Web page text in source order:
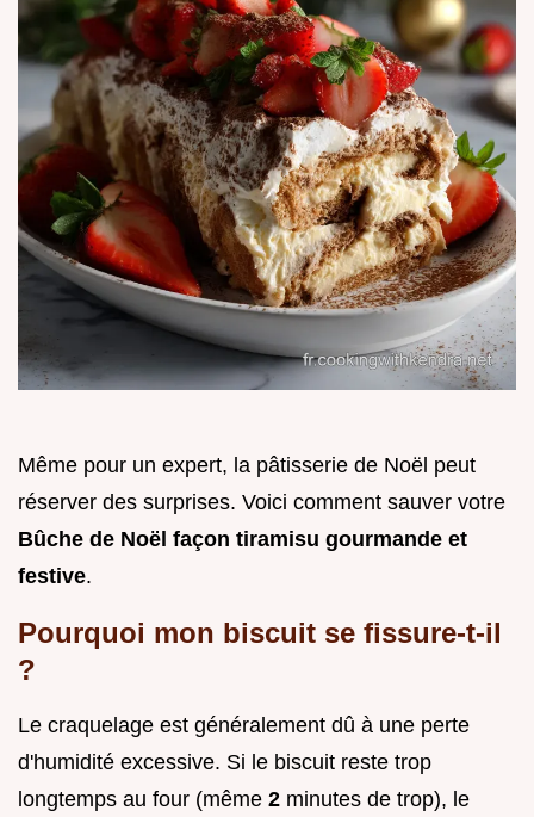
Même pour un expert, la pâtisserie de Noël peut
réserver des surprises. Voici comment sauver votre
Bûche de Noël façon tiramisu gourmande et
festive.
Pourquoi mon biscuit se fissure-t-il
?
Le craquelage est généralement dû à une perte
d'humidité excessive. Si le biscuit reste trop
longtemps au four (même 2 minutes de trop), le